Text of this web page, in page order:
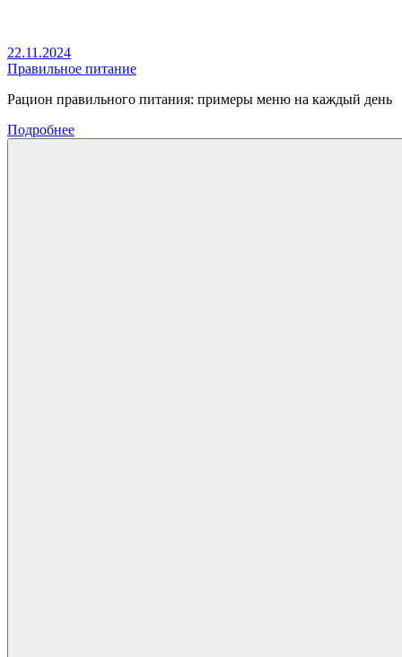
22.11.2024
Правильное питание
Рацион правильного питания: примеры меню на каждый день
Подробнее